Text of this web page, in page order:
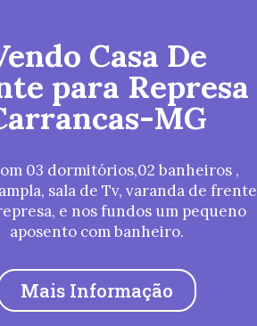
Casa De
para Represa
MG
03 dormitórios,02 banheiros ,
sala de Tv, varanda de frente
e nos fundos um pequeno
aposento com banheiro.
Mais Informação